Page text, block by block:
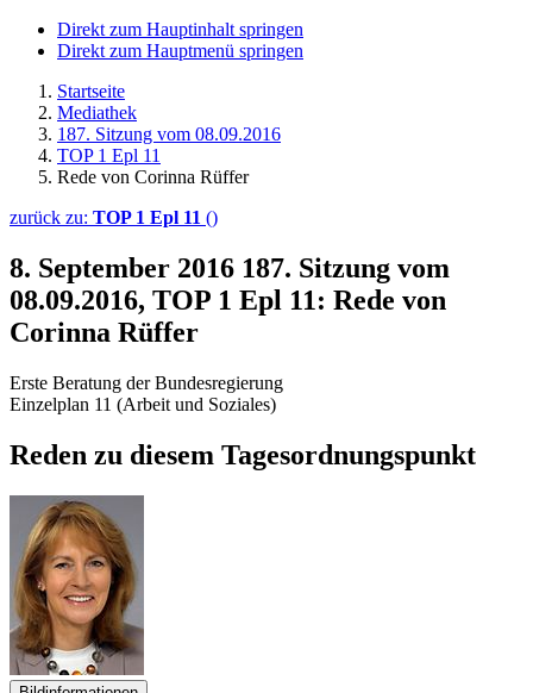
Direkt zum Hauptinhalt springen
Direkt zum Hauptmenü springen
Startseite
Mediathek
187. Sitzung vom 08.09.2016
TOP 1 Epl 11
Rede von Corinna Rüffer
zurück zu: TOP 1 Epl 11 ()
8. September 2016 187. Sitzung vom
08.09.2016, TOP 1 Epl 11: Rede von
Corinna Rüffer
Erste Beratung der Bundesregierung
Einzelplan 11 (Arbeit und Soziales)
Reden zu diesem Tagesordnungspunkt